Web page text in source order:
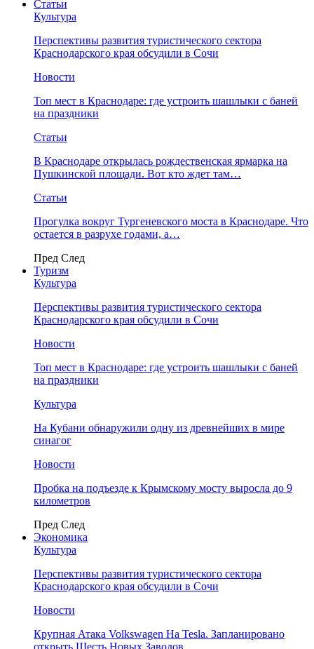
Статьи
Культура
Перспективы развития туристического сектора
Краснодарского края обсудили в Сочи
Новости
Топ мест в Краснодаре: где устроить шашлыки с баней
на праздники
Статьи
В Краснодаре открылась рождественская ярмарка на
Пушкинской площади. Вот кто ждет там…
Статьи
Прогулка вокруг Тургеневского моста в Краснодаре. Что
остается в разрухе годами, а…
Пред След
Туризм
Культура
Перспективы развития туристического сектора
Краснодарского края обсудили в Сочи
Новости
Топ мест в Краснодаре: где устроить шашлыки с баней
на праздники
Культура
На Кубани обнаружили одну из древнейших в мире
синагог
Новости
Пробка на подъезде к Крымскому мосту выросла до 9
километров
Пред След
Экономика
Культура
Перспективы развития туристического сектора
Краснодарского края обсудили в Сочи
Новости
Крупная Атака Volkswagen На Tesla. Запланировано
открыть Шесть Новых Заводов